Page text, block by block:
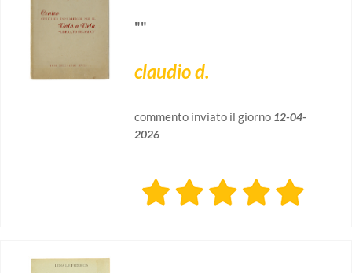
""
claudio d.
commento inviato il giorno 12-04-
2026